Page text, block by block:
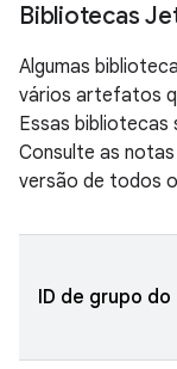
Bibliotecas
Algumas
vários artefatos
Essas bibliotecas
Consulte as
versão de todos
ID de grupo do